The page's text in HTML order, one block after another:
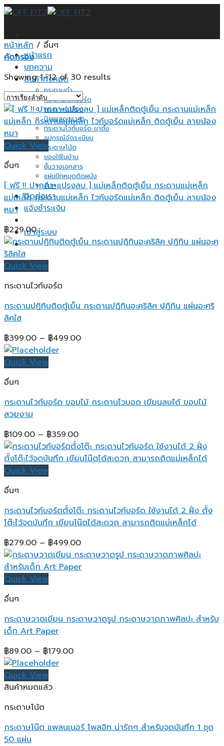
Skip
หน้าแรก
บทความ
สินค้าทั้งหมด
กระดานดำ
กระดานไวท์บอร์ด
กระดานไม้ก็อก
ป้ายแสดงราคา
กระดานไวท์บอร์ด ขาตั้ง
อุปกรณ์จัดระเบียบ
กระดาษโน้ต
ของใช้ในบ้าน
ชั้นวางเอกสาร
แผ่นปักหมุดติดผนัง
อื่นๆ
ติดต่อเรา
แจ้งชำระเงิน
เข้าสู่ระบบ
หน้าหลัก / อื่นๆ
คัดกรอง
Showing 1–12 of 30 results
Quick View
อื่นๆ
[ ฟรี !! ปากกา+แปรงลบ ] แม่เหล็กติดตู้เย็น กระดานแม่เหล็ก
แม่เหล็ก กระดานแม่เหล็ก ไวท์บอร์ดแม่เหล็ก ติดตู้เย็น ลายน้อง
หมา
฿229.00
Quick View
กระดานไวท์บอร์ด
กระดานปฏิทินติดตู้เย็น กระดานปฏฺิทินอะคริลิค ปฏิทิน แผ่นอะคริ
ลิคใส
฿399.00 – ฿499.00Price
Quick View
อื่นๆ
กระดานไวท์บอร์ด ขอบไม้ กระดานไวบอด เขียนลบได้ ขอบไม้
สวยงาม
฿109.00 – ฿359.00Price
range:
฿109.00
Quick View
อื่นๆ
กระดานไวท์บอร์ดตั้งโต๊ะ กระดานไวท์บอร์ด ใช้งานได้ 2 ฝั่ง ตั้ง
โต๊ะไว้จดบันทึก เขียนโน๊ตได้สะดวก สามารถติดแม่เหล็กได้
฿279.00 – ฿499.00Price
range:
฿279.00
Quick View
อื่นๆ
กระดาษวาดเขียน กระดาษวาดรูป กระดาษวาดภาพศิลปะ สำหรับ
เด็ก Art Paper
฿89.00 – ฿179.00Price
Quick View
สินค้าหมดแล้ว
กระดาษโน้ต
กระดาษโน๊ต แพลนเนอร์ โพสอิท น่ารักๆ สำหรับจดบันทึก 1 ชุด
50 แผ่น